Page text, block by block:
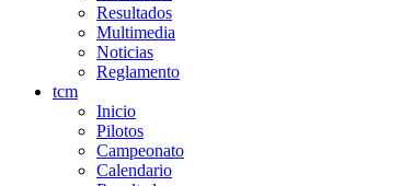
Resultados
Multimedia
Noticias
Reglamento
tcm
Inicio
Pilotos
Campeonato
Calendario